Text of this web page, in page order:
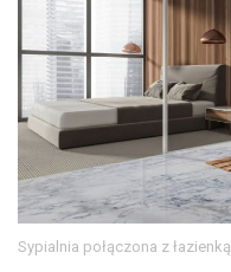
Sypialnia połączona z łazienką